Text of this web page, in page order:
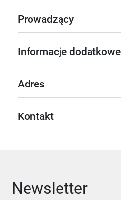
Prowadzący
Informacje dodatkowe
Adres
Kontakt
Newsletter